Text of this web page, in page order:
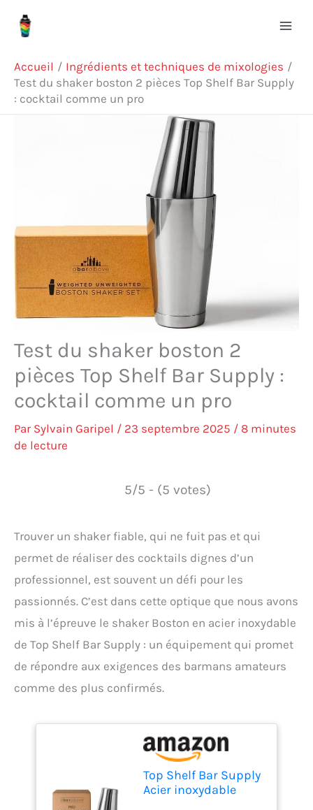
Accueil
Ingrédients et techniques de mixologies
Test du shaker boston 2 pièces Top Shelf Bar Supply
: cocktail comme un pro
Test du shaker boston 2
pièces Top Shelf Bar Supply :
cocktail comme un pro
Par Sylvain Garipel / 23 septembre 2025 / 8 minutes
de lecture
5/5 - (5 votes)
Trouver un shaker fiable, qui ne fuit pas et qui
permet de réaliser des cocktails dignes d’un
professionnel, est souvent un défi pour les
passionnés. C’est dans cette optique que nous avons
mis à l’épreuve le shaker Boston en acier inoxydable
de Top Shelf Bar Supply : un équipement qui promet
de répondre aux exigences des barmans amateurs
comme des plus confirmés.
Top Shelf Bar Supply
Acier inoxydable
Rechercher